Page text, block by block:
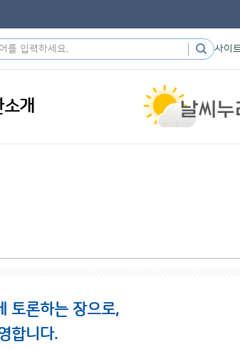
사이
개
토론하는 장으로,
합니다.